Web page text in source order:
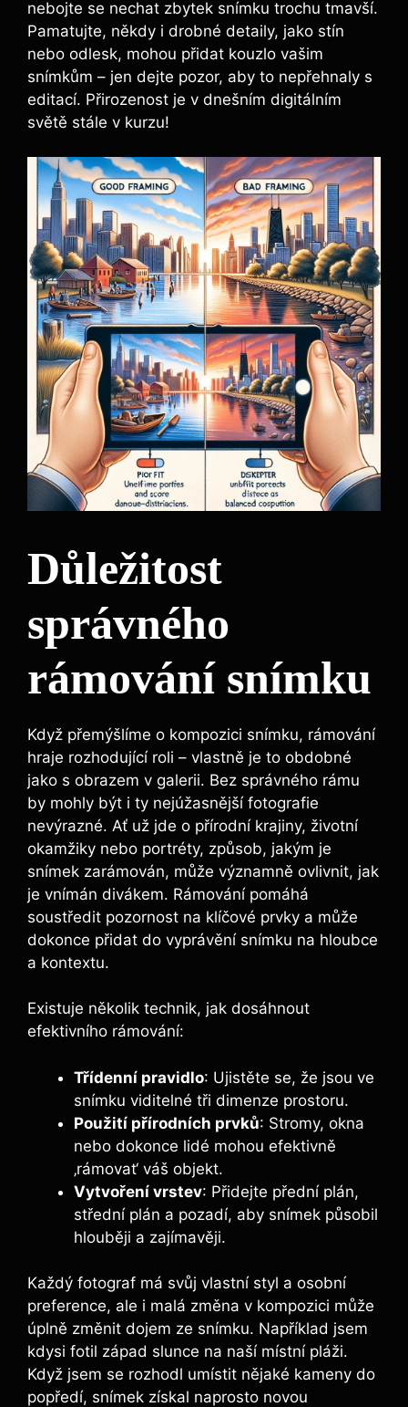
nebojte se nechat zbytek snímku trochu tmavší.
Pamatujte, někdy i drobné detaily, jako stín
nebo odlesk, mohou přidat kouzlo vašim
snímkům – jen dejte pozor, aby to nepřehnaly s
editací. Přirozenost je v dnešním digitálním
světě stále v kurzu!
Důležitost
správného
rámování snímku
Když přemýšlíme o kompozici snímku, rámování
hraje rozhodující roli – vlastně je to obdobné
jako s obrazem v galerii. Bez správného rámu
by mohly být i ty nejúžasnější fotografie
nevýrazné. Ať už jde o přírodní krajiny, životní
okamžiky nebo portréty, způsob, jakým je
snímek zarámován, může významně ovlivnit, jak
je vnímán divákem. Rámování pomáhá
soustředit pozornost na klíčové prvky a může
dokonce přidat do vyprávění snímku na hloubce
a kontextu.
Existuje několik technik, jak dosáhnout
efektivního rámování:
Třídenní pravidlo: Ujistěte se, že jsou ve
snímku viditelné tři dimenze prostoru.
Použití přírodních prvků: Stromy, okna
nebo dokonce lidé mohou efektivně
‚rámovat‘ váš objekt.
Vytvoření vrstev: Přidejte přední plán,
střední plán a pozadí, aby snímek působil
hlouběji a zajímavěji.
Každý fotograf má svůj vlastní styl a osobní
preference, ale i malá změna v kompozici může
úplně změnit dojem ze snímku. Například jsem
kdysi fotil západ slunce na naší místní pláži.
Když jsem se rozhodl umístit nějaké kameny do
popředí, snímek získal naprosto novou